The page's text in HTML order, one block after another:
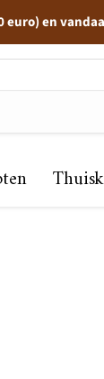
euro) en